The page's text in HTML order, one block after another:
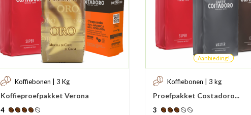
Koffiebonen | 3 Kg
Koffieproefpakket Verona
4
Aanbieding!
Koffiebonen | 3 kg
Proefpakket Costadoro...
3